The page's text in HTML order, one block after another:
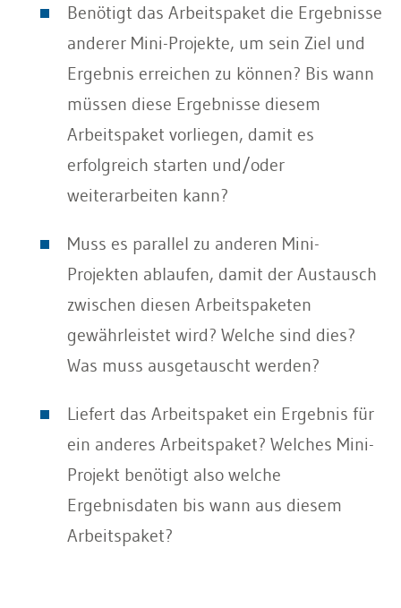
Benötigt das Arbeitspaket die Ergebnisse
anderer Mini-Projekte, um sein Ziel und
Ergebnis erreichen zu können? Bis wann
müssen diese Ergebnisse diesem
Arbeitspaket vorliegen, damit es
erfolgreich starten und/oder
weiterarbeiten kann?
Muss es parallel zu anderen Mini-
Projekten ablaufen, damit der Austausch
zwischen diesen Arbeitspaketen
gewährleistet wird? Welche sind dies?
Was muss ausgetauscht werden?
Liefert das Arbeitspaket ein Ergebnis für
ein anderes Arbeitspaket? Welches Mini-
Projekt benötigt also welche
Ergebnisdaten bis wann aus diesem
Arbeitspaket?